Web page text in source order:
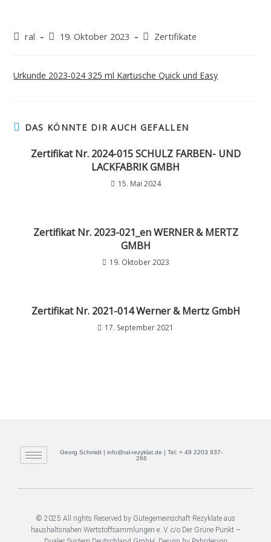
ral 19. Oktober 2023 Zertifikate
Urkunde 2023-024 325 ml Kartusche Quick und Easy
DAS KÖNNTE DIR AUCH GEFALLEN
Zertifikat Nr. 2024-015 SCHULZ FARBEN- UND
LACKFABRIK GMBH
15. Mai 2024
Zertifikat Nr. 2023-021_en WERNER & MERTZ
GMBH
19. Oktober 2023
Zertifikat Nr. 2021-014 Werner & Mertz GmbH
17. September 2021
Georg Schmidt | info@ral-rezyklat.de | Tel: + 49 2203 937-
266
© 2025 All rights Reserved by Gütegemeinschaft Rezyklate aus
haushaltsnahen Wertstoffsammlungen e. V. c/o Der Grüne Punkt –